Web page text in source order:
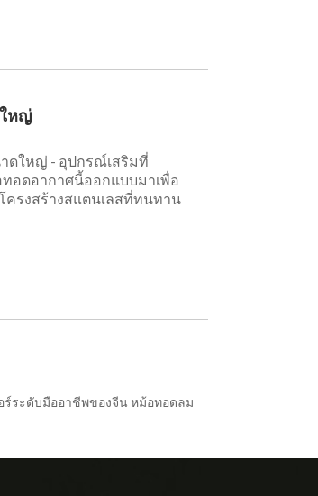
หญ่
ดใหญ่ - อุปกรณ์เสริมที่
อดอากาศนี้ออกแบบมาเพื่อ
รงสร้างสแตนเลสที่ทนทาน
ร์ระดับมืออาชีพของจีน หม้อทอดลม